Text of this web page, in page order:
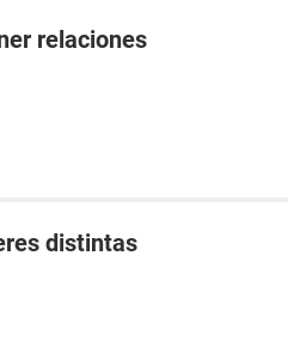
relaciones
distintas